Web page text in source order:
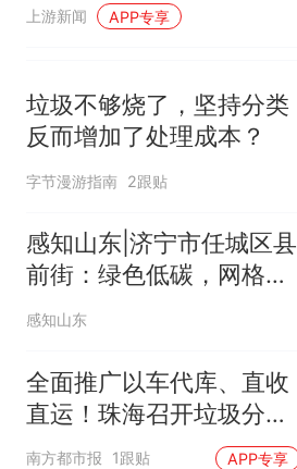
上游新闻 APP专享
垃圾不够烧了，坚持分类
反而增加了处理成本？
字节漫游指南 2跟贴
感知山东|济宁市任城区县
前街：绿色低碳，网格倡
环保
感知山东
全面推广以车代库、直收
直运！珠海召开垃圾分类
专题推进会
南方都市报 1跟贴 APP专享